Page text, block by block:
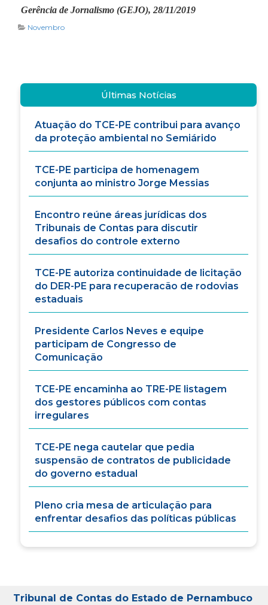
Gerência de Jornalismo (GEJO), 28/11/2019
Novembro
Últimas Notícias
Atuação do TCE-PE contribui para avanço
da proteção ambiental no Semiárido
TCE-PE participa de homenagem
conjunta ao ministro Jorge Messias
Encontro reúne áreas jurídicas dos
Tribunais de Contas para discutir
desafios do controle externo
TCE-PE autoriza continuidade de licitação
do DER-PE para recuperacão de rodovias
estaduais
Presidente Carlos Neves e equipe
participam de Congresso de
Comunicação
TCE-PE encaminha ao TRE-PE listagem
dos gestores públicos com contas
irregulares
TCE-PE nega cautelar que pedia
suspensão de contratos de publicidade
do governo estadual
Pleno cria mesa de articulação para
enfrentar desafios das políticas públicas
Tribunal de Contas do Estado de Pernambuco